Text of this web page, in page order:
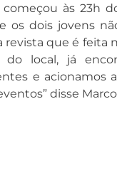
às 23h
os dois jovens
que é feita
local, já
e acionamos
disse